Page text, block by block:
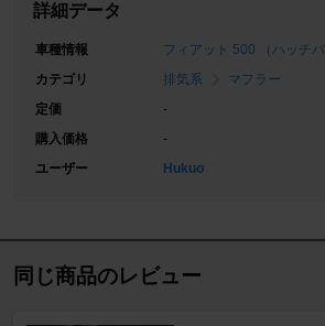
詳細データ
車種情報
フィアット 500 （ハッチバ
カテゴリ
排気系
マフラー
定価
-
購入価格
-
ユーザー
Hukuo
同じ商品のレビュー